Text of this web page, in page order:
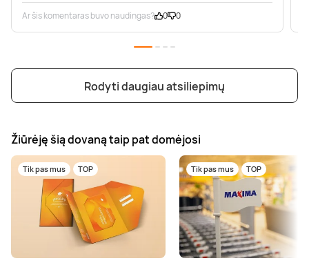
Ar šis komentaras buvo naudingas? 0 0
Rodyti daugiau atsiliepimų
Žiūrėję šią dovaną taip pat domėjosi
Tik pas mus TOP Tik pas mus TOP